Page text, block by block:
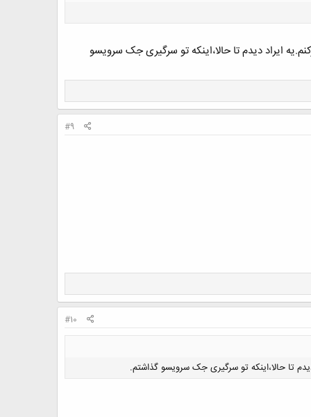
ایراد دیدم تا حالا،اینکه تو سرگیری جک سرویسو
#9
#10
تا حالا،اینکه تو سرگیری جک سرویسو گذاشتم.